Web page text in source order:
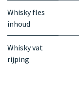
Whisky fles
inhoud
Whisky vat
rijping